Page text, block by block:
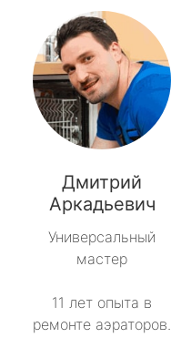
Дмитрий
Аркадьевич
Универсальный
мастер
11 лет опыта в
ремонте аэраторов.